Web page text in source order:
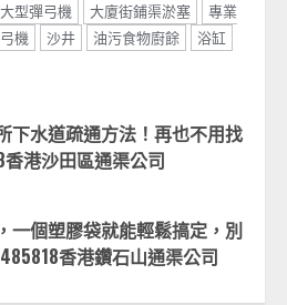
大型彈弓機 大廈街鋪渠淤塞
專業
機 沙井 油污食物廚餘
浴缸
下水道疏通方法！再也不用找
港沙田區通渠公司
一個塑膠袋就能輕鬆搞定，別
香港鑽石山通渠公司